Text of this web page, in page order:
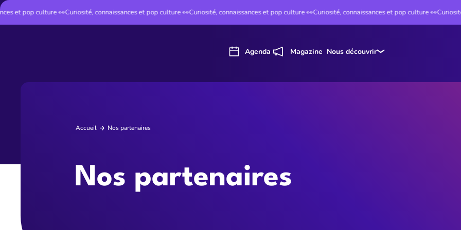
et pop culture 👀Curiosité, connaissances et pop culture 👀Curiosité, connaissances et pop culture 👀Curiosité, connaissances et pop culture 👀Curiosité,
Agenda Magazine Nous découvrir
Accueil Nos partenaires
Nos partenaires